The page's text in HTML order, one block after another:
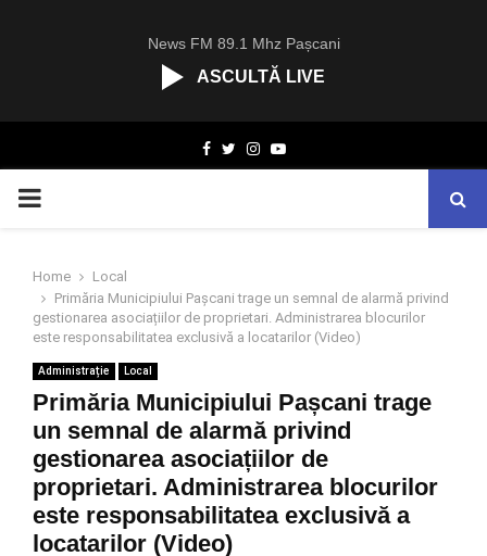
News FM 89.1 Mhz Pașcani
ASCULTĂ LIVE
Facebook
TwitterInstagram
Youtube
PRIMARY
Home
Local
Primăria Municipiului Pașcani trage un semnal de alarmă privind
gestionarea asociațiilor de proprietari. Administrarea blocurilor
este responsabilitatea exclusivă a locatarilor (Video)
Administrație Local
Primăria Municipiului Pașcani trage
un semnal de alarmă privind
gestionarea asociațiilor de
proprietari. Administrarea blocurilor
este responsabilitatea exclusivă a
locatarilor (Video)